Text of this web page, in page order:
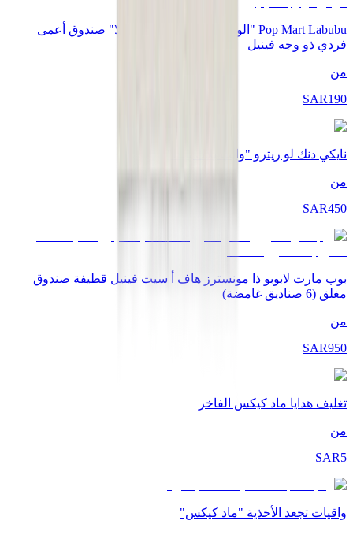
Pop Mart Labubu "الوحوش - سلسلة كوكاكولا" صندوق أعمى
فردي ذو وجه فينيل
من
SAR190
نايكي دنك لو ريترو "وايت بلاك باندا"
من
SAR450
بوب مارت لابوبو ذا مونسترز هاف أ سيت فينيل قطيفة صندوق
مغلق (6 صناديق غامضة)
من
SAR950
تغليف هدايا ماد كيكس الفاخر
من
SAR5
واقيات تجعد الأحذية "ماد كيكس"